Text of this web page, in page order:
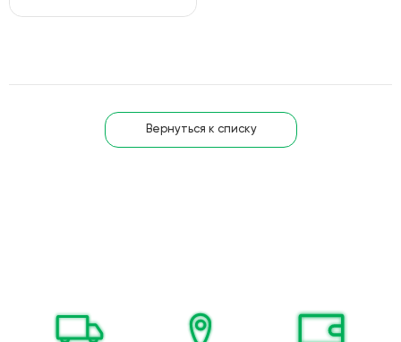
Вернуться к списку